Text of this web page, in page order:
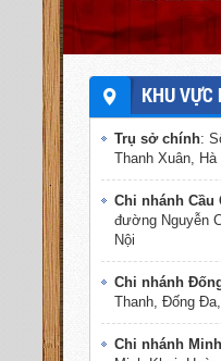
KHU VỰC
Trụ sở chính:
Thanh Xuân, Hà
Chi nhánh Cầu
đường Nguyễn
Nội
Chi nhánh
Thanh, Đống
Chi nhánh